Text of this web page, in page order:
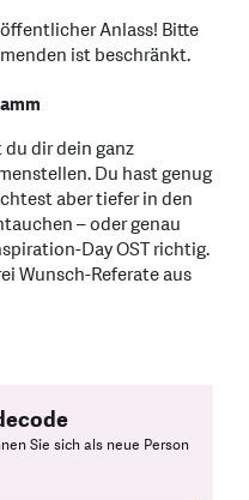
Anlass! Bitte
ist beschränkt.
dir dein ganz
Du hast genug
aber tiefer in den
– oder genau
Day OST richtig.
Wunsch-Referate aus